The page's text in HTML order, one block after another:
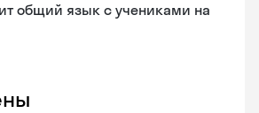
общий язык с учениками на